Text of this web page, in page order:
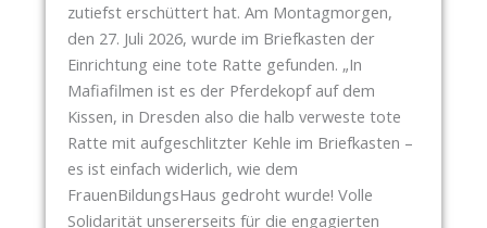
zutiefst erschüttert hat. Am Montagmorgen,
den 27. Juli 2026, wurde im Briefkasten der
Einrichtung eine tote Ratte gefunden. „In
Mafiafilmen ist es der Pferdekopf auf dem
Kissen, in Dresden also die halb verweste tote
Ratte mit aufgeschlitzter Kehle im Briefkasten –
es ist einfach widerlich, wie dem
FrauenBildungsHaus gedroht wurde! Volle
Solidarität unsererseits für die engagierten